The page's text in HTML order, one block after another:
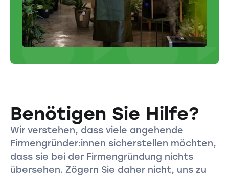
Benötigen Sie Hilfe?
Wir verstehen, dass viele angehende
Firmengründer:innen sicherstellen möchten,
dass sie bei der Firmengründung nichts
übersehen. Zögern Sie daher nicht, uns zu